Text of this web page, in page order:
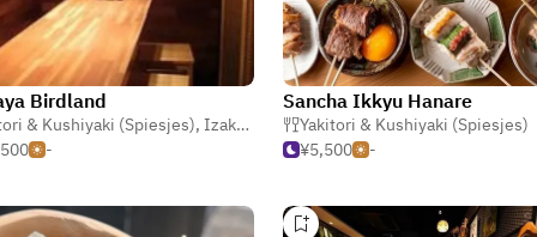
Birdland
& Kushiyaki (Spiesjes), Izakaya (Japanse Taverne) ,Wijnbar
-
Sancha Ikkyu Hanare
Yakitori & Kushiyaki (Spiesjes)
¥5,500
-